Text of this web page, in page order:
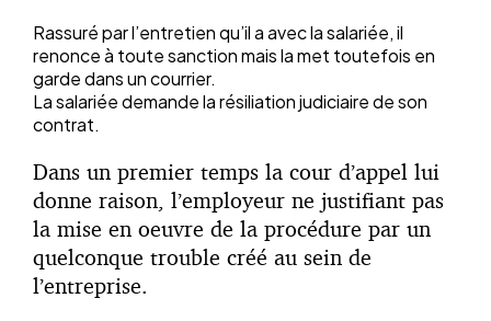
Rassuré par l’entretien qu’il a avec la salariée, il
renonce à toute sanction mais la met toutefois en
garde dans un courrier.
La salariée demande la résiliation judiciaire de son
contrat.
Dans un premier temps la cour d’appel lui
donne raison, l’employeur ne justifiant pas
la mise en oeuvre de la procédure par un
quelconque trouble créé au sein de
l’entreprise.